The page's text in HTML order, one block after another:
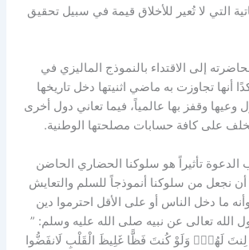
التي لا تُعير للأخلاق قيمة في سبيل تحقيق
إلى الاقتداء بالنموذج الماليزي في
أنها تجاوزت به ماضي اثنيتها دخل تاريخها
وقفز بها عالمياً، فيما تعاني دول أخرى
على كافة حسابات مصلحتها الوطنية.
الدعوة تأثيراً هو سلوكنا الحضاري الحاضن
أن نجعل من سلوكنا أنموذجاً للسلم والتعايش
ما دخل الناس أو على الأقل احترموا دين
قول الله تعالى عن نبيه صلى الله عليه وسلم: ”
لِنتَ لَهُمْۖ وَلَوْ كُنتَ فَظًّا غَلِيظَ الْقَلْبِ لَانفَضُّوا